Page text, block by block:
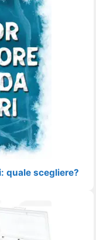
quale scegliere?